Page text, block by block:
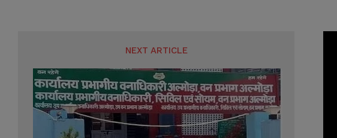
NEXT ARTICLE